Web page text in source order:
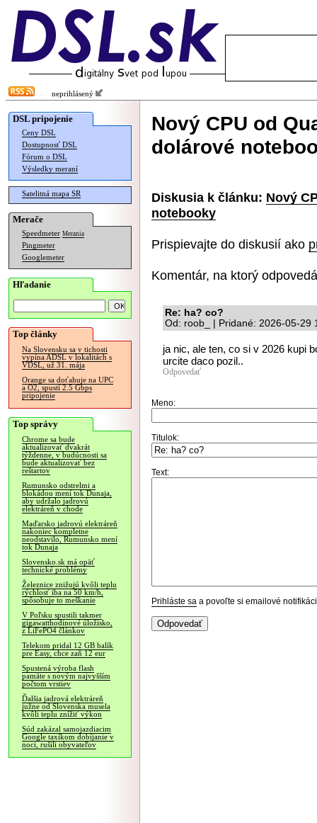
neprihlásený
DSL pripojenie
Ceny DSL
Dostupnosť DSL
Fórum o DSL
Výsledky meraní
Satelitná mapa SR
Merače
Speedmeter Merania
Pingmeter
Googlemeter
Hľadanie
Top články
Na Slovensku sa v tichosti
vypína ADSL v lokalitách s
VDSL, už 31. mája
Orange sa doťahuje na UPC
a O2, spustí 2.5 Gbps
pripojenie
Top správy
Chrome sa bude
aktualizovať dvakrát
týždenne, v budúcnosti sa
bude aktualizovať bez
reštartov
Rumunsko odstrelmi a
blokádou mení tok Dunaja,
aby udržalo jadrovú
elektráreň v chode
Maďarsko jadrovú elektráreň
nakoniec kompletne
neodstavilo, Rumunsko mení
tok Dunaja
Slovensko.sk má opäť
technické problémy
Železnice znižujú kvôli teplu
rýchlosť iba na 50 km/h,
spôsobuje to meškanie
V Poľsku spustili takmer
gigawatthodinové úložisko,
z LiFePO4 článkov
Telekom pridal 12 GB balík
pre Easy, chce zaň 12 eur
Spustená výroba flash
pamäte s novým najvyšším
počtom vrstiev
Ďalšia jadrová elektráreň
južne od Slovenska musela
kvôli teplu znížiť výkon
Súd zakázal samojazdiacim
Google taxíkom dobíjanie v
noci, rušili obyvateľov
Nový CPU od
dolárové
Diskusia k článku: Nový
notebooky
Prispievajte do diskusií ako
Komentár, na ktorý
Re: ha? co?
Od: roob_ | Pridané: 2026-05-29
ja nic, ale ten, co si v 2026 kupi
urcite daco pozil..
Odpovedať
Meno:
Titulok:
Text:
Prihláste sa a povoľte si emailové